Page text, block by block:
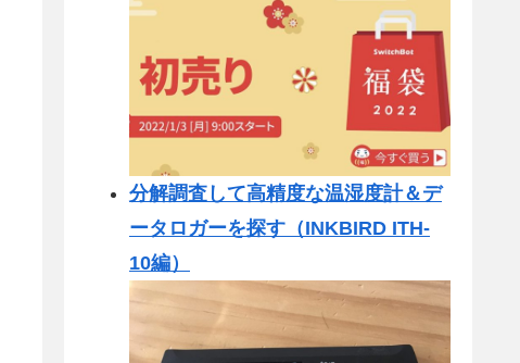
分解調査して高精度な温湿度計＆デ
ータロガーを探す（INKBIRD ITH-
10編）